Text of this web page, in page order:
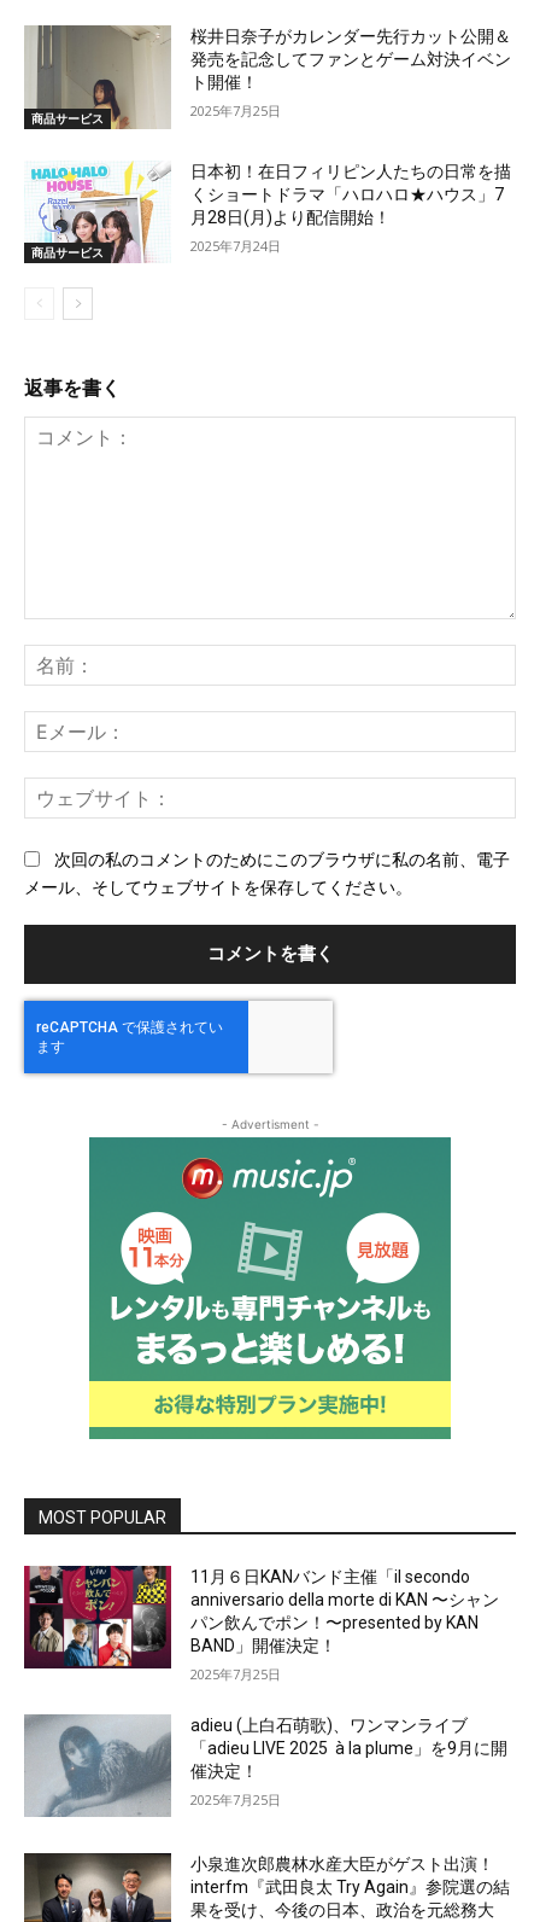
商品サービス
桜井日奈子がカレンダー先行カット公開＆
発売を記念してファンとゲーム対決イベン
ト開催！
2025年7月25日
商品サービス
日本初！在日フィリピン人たちの日常を描
くショートドラマ「ハロハロ★ハウス」7
月28日(月)より配信開始！
2025年7月24日
返事を書く
ン
ト：
前
メ
ー
ェ
次回の私のコメントのためにこのブラウザに私の名前、電子
メール、そしてウェブサイトを保存してください。
- Advertisment -
MOST POPULAR
11月６日KANバンド主催「il secondo
anniversario della morte di KAN 〜シャン
パン飲んでポン！〜presented by KAN
BAND」開催決定！
2025年7月25日
adieu (上白石萌歌)、ワンマンライブ
「adieu LIVE 2025 à la plume」を9月に開
催決定！
2025年7月25日
小泉進次郎農林水産大臣がゲスト出演！
interfm『武田良太 Try Again』参院選の結
果を受け、今後の日本、政治を元総務大